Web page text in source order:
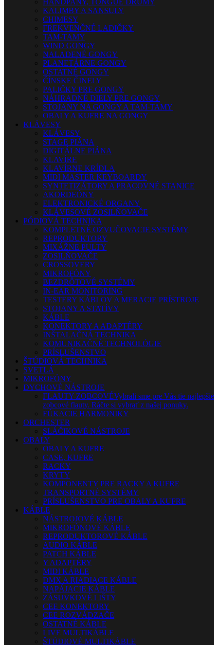
HANDPANY, TONGUE DRUMY
KALIMBY A SANSULY
CHIMESY
FREKVENČNÉ LADIČKY
TAM-TAMY
WIND GONGY
NALADENÉ GONGY
PLANETÁRNE GONGY
OSTATNÉ GONGY
ČÍNSKE ČINELY
PALIČKY PRE GONGY
NÁHRADNÉ DIELY PRE GONGY
STOJANY NA GONGY A TAM-TAMY
OBALY A KUFRE NA GONGY
KLÁVESY
KLÁVESY
STAGE PIÁNA
DIGITÁLNE PIÁNA
KLAVÍRE
KLAVÍRNE KRÍDLA
MIDI MASTER KEYBOARDY
SYNTETIZÁTORY A PRACOVNÉ STANICE
AKORDEÓNY
ELEKTRONICKÉ ORGANY
KLÁVESOVÉ ZOSILŇOVAČE
PÓDIOVÁ TECHNIKA
KOMPLETNÉ OZVUČOVACIE SYSTÉMY
REPRODUKTORY
MIXÁŽNE PULTY
ZOSILŇOVAČE
CROSSOVERY
MIKROFÓNY
BEZDRÔTOVÉ SYSTÉMY
IN-EAR MONITORING
TESTERY KÁBLOV A MERACIE PRÍSTROJE
STOJANY A STATÍVY
KÁBLE
KONEKTORY A ADAPTÉRY
INŠTALAČNÁ TECHNIKA
KOMUNIKAČNÉ TECHNOLÓGIE
PRÍSLUŠENSTVO
ŠTÚDIOVÁ TECHNIKA
SVETLÁ
MIKROFÓNY
DYCHOVÉ NÁSTROJE
FLAUTY-ZOBCOVÉVybrali sme pre Vás tie najlepšie
zobcové flauty. Ráčte si vybrať z našej ponuky.
FÚKACIE HARMONIKY
ORCHESTER
SLÁČIKOVÉ NÁSTROJE
OBALY
OBALY A KUFRE
CASE, KUFRE
RACKY
KRYTY
KOMPONENTY PRE RACKY A KUFRE
TRANSPORTNÉ SYSTÉMY
PRÍSLUŠENSTVO PRE OBALY A KUFRE
KÁBLE
NÁSTROJOVÉ KÁBLE
MIKROFÓNOVÉ KÁBLE
REPRODUKTOROVÉ KÁBLE
AUDIO KÁBLE
PATCH KÁBLE
Y ADAPTÉRY
MIDI KÁBLE
DMX A RIADIACE KÁBLE
NAPÁJACIE KÁBLE
ZÁSUVKOVÉ LIŠTY
CEE KONEKTORY
CEE ROZVÁDZAČE
OSTATNÉ KÁBLE
LIVE MULTIKÁBLE
ŠTÚDIOVÉ MULTIKÁBLE